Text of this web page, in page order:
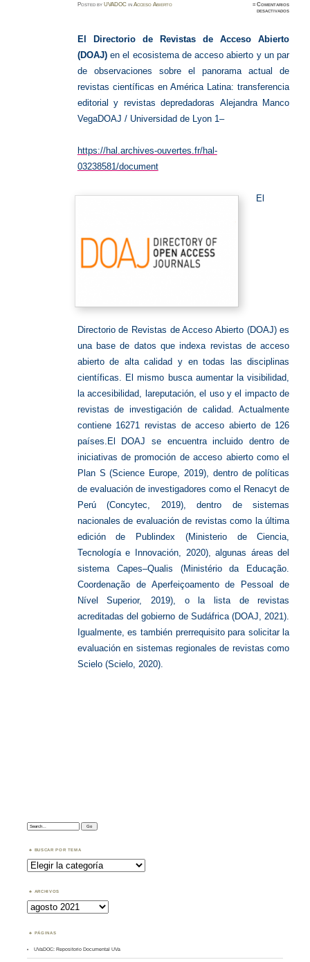
PostedbyUVADOC inAcceso Abierto ≈Comentarios
desactivadosen
Acceso
(DOAJ)
El Directorio de Revistas de Acceso Abierto
(DOAJ)en el ecosistema de acceso abierto y unpar
de observaciones sobre el panorama actual de
revistas científicas en América Latina:transferencia
editorial y revistas depredadoras Alejandra Manco
VegaDOAJ / Universidad de Lyon 1–
https://hal.archives-ouvertes.fr/hal-
03238581/document
El
Directorio de Revistas de Acceso Abierto (DOAJ) es
una base de datos que indexa revistas deacceso
abierto de alta calidad y en todas las disciplinas
científicas. El mismo busca aumentar lavisibilidad,
la accesibilidad, lareputación, el uso y el impacto de
revistas de investigación de calidad.Actualmente
contiene 16271 revistas de acceso abierto de 126
países. El DOAJ se encuentra incluido dentro de
iniciativas de promoción de acceso abierto como el
Plan S(Science Europe, 2019), dentro de políticas
de evaluación de investigadores como el Renacyt de
Perú (Concytec, 2019), dentro de sistemas
nacionales de evaluación de revistas como la última
edición de Publindex (Ministerio de Ciencia,
Tecnología e Innovación, 2020), algunas áreas del
sistema Capes–Qualis (Ministério da Educação.
Coordenação de Aperfeiçoamento de Pessoal de
Nível Superior, 2019), o la lista de revistas
acreditadas del gobierno de Sudáfrica (DOAJ, 2021).
Igualmente, es también prerrequisito para solicitar la
evaluación en sistemas regionales de revistascomo
Scielo (Scielo, 2020).
Search:
BUSCAR POR TEMA
Buscar
por
Tema
ARCHIVOS
Archivos
PÁGINAS
UVaDOC: Repositorio Documental UVa